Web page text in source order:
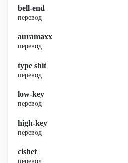
bell-end
перевод
auramaxx
перевод
type shit
перевод
low-key
перевод
high-key
перевод
cishet
перевод